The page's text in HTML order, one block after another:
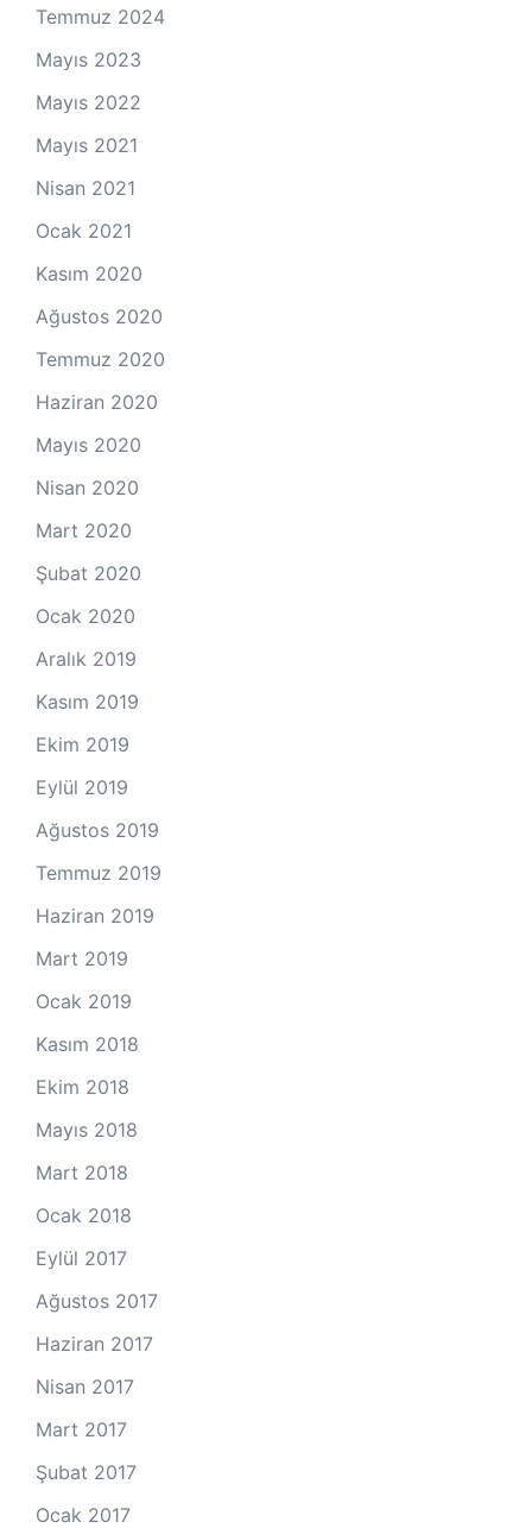
Temmuz 2024
Mayıs 2023
Mayıs 2022
Mayıs 2021
Nisan 2021
Ocak 2021
Kasım 2020
Ağustos 2020
Temmuz 2020
Haziran 2020
Mayıs 2020
Nisan 2020
Mart 2020
Şubat 2020
Ocak 2020
Aralık 2019
Kasım 2019
Ekim 2019
Eylül 2019
Ağustos 2019
Temmuz 2019
Haziran 2019
Mart 2019
Ocak 2019
Kasım 2018
Ekim 2018
Mayıs 2018
Mart 2018
Ocak 2018
Eylül 2017
Ağustos 2017
Haziran 2017
Nisan 2017
Mart 2017
Şubat 2017
Ocak 2017